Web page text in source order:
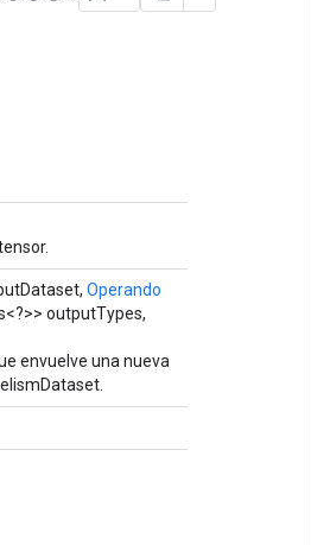
Operando
outputTypes,
envuelve una nueva